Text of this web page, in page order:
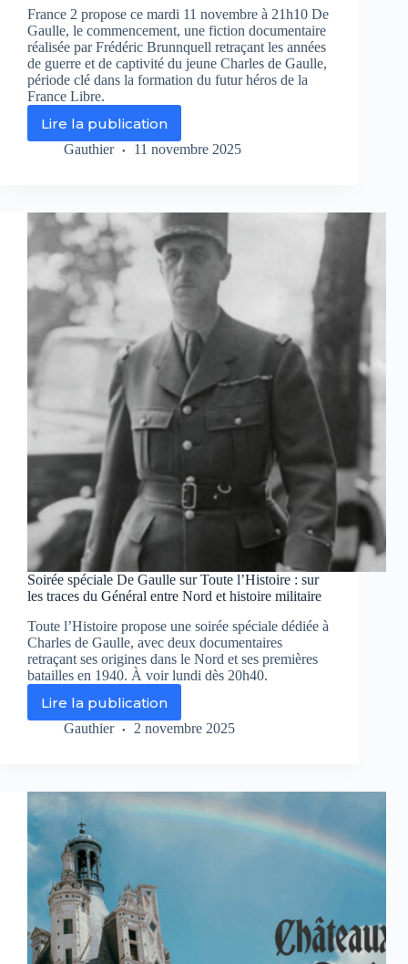
France 2 propose ce mardi 11 novembre à 21h10 De
Gaulle, le commencement, une fiction documentaire
réalisée par Frédéric Brunnquell retraçant les années
de guerre et de captivité du jeune Charles de Gaulle,
période clé dans la formation du futur héros de la
France Libre.
Lire la publication
«
De
»
:
les
premières
années
d’un
destin
hors
du
commun
sur
France
2
Gauthier 11 novembre 2025
Soirée spéciale De Gaulle sur Toute l’Histoire : sur
les traces du Général entre Nord et histoire militaire
Toute l’Histoire propose une soirée spéciale dédiée à
Charles de Gaulle, avec deux documentaires
retraçant ses origines dans le Nord et ses premières
batailles en 1940. À voir lundi dès 20h40.
Lire la publication
Soirée
spéciale
Toute
l’Histoire
traces
du
Général
entre
Nord
Gauthier 2 novembre 2025